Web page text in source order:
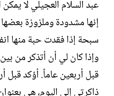
عبد السلام العجيلي لا
إنها مشدودة وملزوزة
سبحة إذا فقدت حبة منها
وإذا كان لي أن أتذكر من
قبل أربعين عاماً. أؤكد قبل